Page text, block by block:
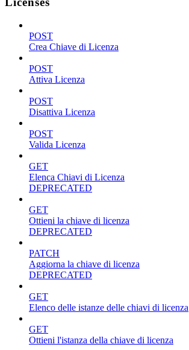
POST
Crea Chiave di Licenza
POST
Attiva Licenza
POST
Disattiva Licenza
POST
Valida Licenza
GET
Elenca Chiavi di Licenza
DEPRECATED
GET
Ottieni la chiave di licenza
DEPRECATED
PATCH
Aggiorna la chiave di licenza
DEPRECATED
GET
Elenco delle istanze delle chiavi di licenza
GET
Ottieni l'istanza della chiave di licenza